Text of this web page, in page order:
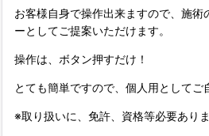
お客様自身で操作出来ますので、施術
ーとしてご提案いただけます。
操作は、ボタン押すだけ！
とても簡単ですので、個人用としてご
※取り扱いに、免許、資格等必要ありま